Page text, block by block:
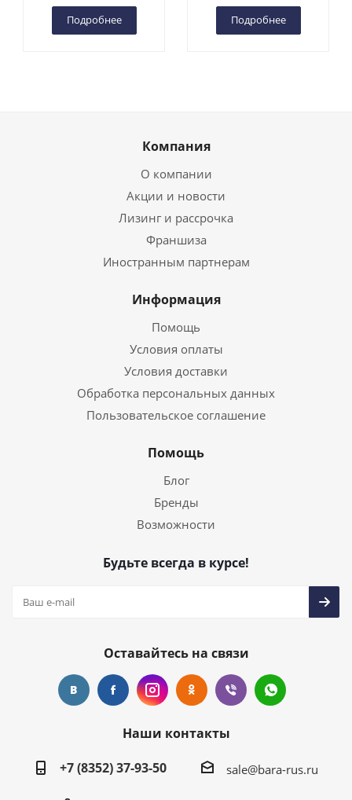
Подробнее Подробнее
Компания
О компании
Акции и новости
Лизинг и рассрочка
Франшиза
Иностранным партнерам
Информация
Помощь
Условия оплаты
Условия доставки
Обработка персональных данных
Пользовательское соглашение
Помощь
Блог
Бренды
Возможности
Будьте всегда в курсе!
Оставайтесь на связи
Наши контакты
+7 (8352) 37-93-50
sale@bara-rus.ru